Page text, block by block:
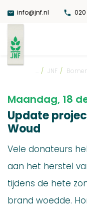
naar
de
inhoud
info@jnf.nl
JNF
/ JNF /
Maandag, 18
Update
Woud
Vele donateurs
aan het herstel
tijdens de hete
brand woedde.